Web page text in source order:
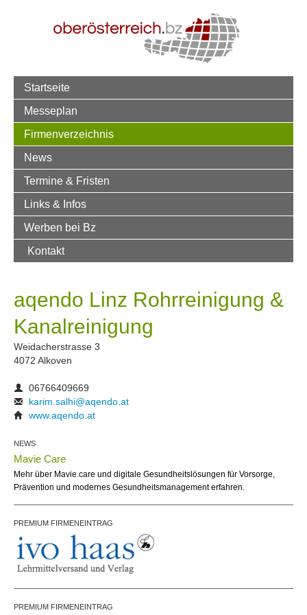
Startseite
Messeplan
Firmenverzeichnis
News
Termine & Fristen
Links & Infos
Werben bei Bz
Kontakt
aqendo Linz Rohrreinigung &
Kanalreinigung
Weidacherstrasse 3
4072 Alkoven
06766409669
karim.salhi@aqendo.at
www.aqendo.at
NEWS
Mavie Care
Mehr über Mavie.care und digitale Gesundheitslösungen für Vorsorge,
Prävention und modernes Gesundheitsmanagement erfahren.
PREMIUM FIRMENEINTRAG
PREMIUM FIRMENEINTRAG